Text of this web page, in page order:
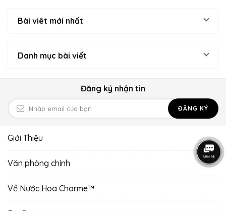
Bài viêt mới nhất
Danh mục bài viết
Đăng ký nhận tin
ĐĂNG KÝ
Giới Thiệu
Văn phòng chính
Về Nước Hoa Charme™